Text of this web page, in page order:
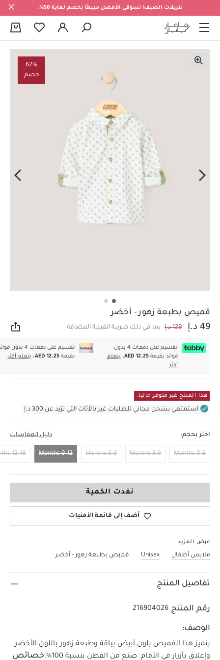
تنزيلات الصيف! تسوقي الأفضل مبيعًا بخصم لغاية 50%.
62%
خصم
قميص بطبعة زهور - أخضر
49 د.إ 129 د.إ بما في ذلك ضريبة القيمة المضافة
تقسيم على دفعات 4 بدون
فوائد بقيمة AED 12.25.
يتعلم
أكثر
تقسيم على دفعات 4 بدون
بقيمةAED 12.25. يتعلم أكثر
هذا المنتج غير متوفر حاليا.
استمتعي بشحن مجاني للطلبات غير بالأثاث التي تزيد عن 300 د.إ
اختر بحجم: دليل المقاسات
0-3 Months
3-6 Months
6-9 Months
9-12 Months
12-18 Months
نفدت الكمية
أضف إلى قائمة الأمنيات
عرض المزيد
ملابس أطفال Unisex قميص بطبعة زهور - أخضر
تفاصيل المنتج
رقم المنتج 216904026
الوصف:
يتميز هذا القميص بلون أبيض بياقة وطبعة زهور باللون الأخضر
وإغلاق بأزرار في الأمام. صنع من القطن بنسبة 100‏%‏.
خصائص